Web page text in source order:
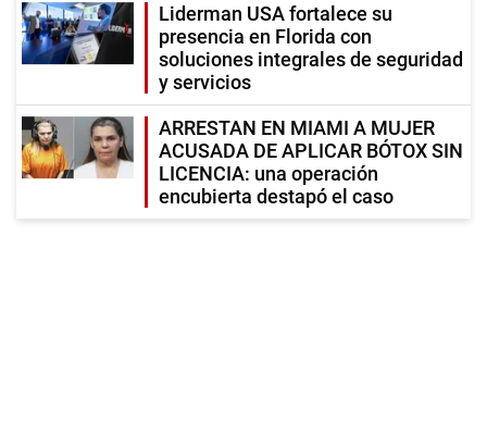
Liderman USA fortalece su
presencia en Florida con
soluciones integrales de seguridad
y servicios
ARRESTAN EN MIAMI A MUJER
ACUSADA DE APLICAR BÓTOX SIN
LICENCIA: una operación
encubierta destapó el caso